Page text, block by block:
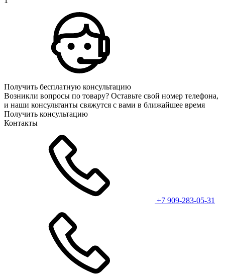
Получить бесплатную консультацию
Возникли вопросы по товару? Оставьте свой номер телефона,
и наши консультанты свяжутся с вами в ближайшее время
Получить консультацию
Контакты
+7 909-283-05-31